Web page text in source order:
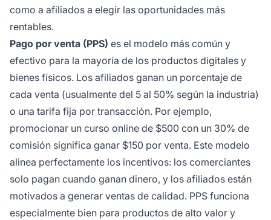
como a afiliados a elegir las oportunidades más
rentables.
Pago por venta (PPS) es el modelo más común y
efectivo para la mayoría de los productos digitales y
bienes físicos. Los afiliados ganan un porcentaje de
cada venta (usualmente del 5 al 50% según la industria)
o una tarifa fija por transacción. Por ejemplo,
promocionar un curso online de $500 con un 30% de
comisión significa ganar $150 por venta. Este modelo
alinea perfectamente los incentivos: los comerciantes
solo pagan cuando ganan dinero, y los afiliados están
motivados a generar ventas de calidad. PPS funciona
especialmente bien para productos de alto valor y